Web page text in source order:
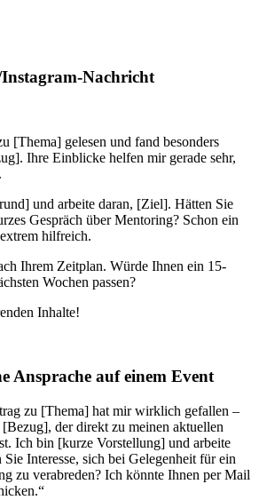
Nachricht
[Thema] gelesen und fand besonders
Ihre Einblicke helfen mir gerade sehr,
und arbeite daran, [Ziel]. Hätten Sie
Gespräch über Mentoring? Schon ein
hilfreich.
Ihrem Zeitplan. Würde Ihnen ein 15-
Wochen passen?
Inhalte!
Ansprache auf einem Event
zu [Thema] hat mir wirklich gefallen –
der direkt zu meinen aktuellen
Ich bin [kurze Vorstellung] und arbeite
Interesse, sich bei Gelegenheit für ein
zu verabreden? Ich könnte Ihnen per Mail